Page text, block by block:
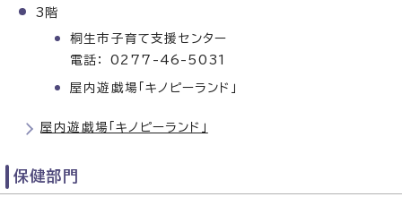
3階
桐生市子育て支援センター
電話： 0277-46-5031
屋内遊戯場「キノピーランド」
屋内遊戯場「キノピーランド」
保健部門